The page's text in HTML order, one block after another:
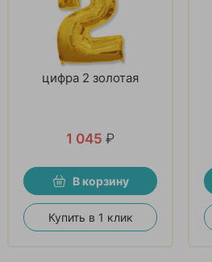
цифра 2 золотая
1 045 ₽
В корзину
Купить в 1 клик